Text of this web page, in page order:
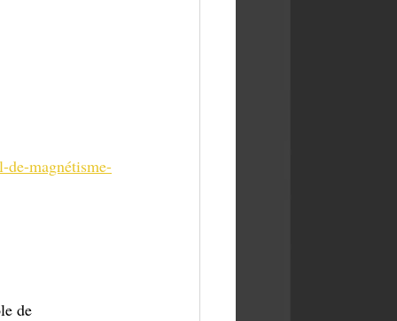
magnétisme-
de